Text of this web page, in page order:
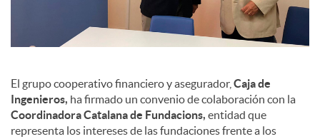
El grupo cooperativo financiero y asegurador, Caja de
Ingenieros, ha firmado un convenio de colaboración con la
Coordinadora Catalana de Fundacions, entidad que
representa los intereses de las fundaciones frente a los